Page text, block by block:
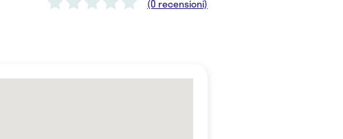
(0 recensioni)